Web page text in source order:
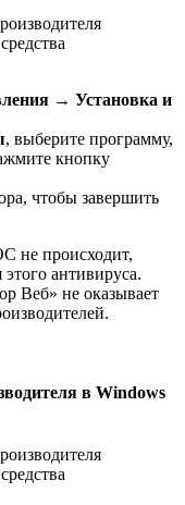
→ Установка и
, выберите программу,
кнопку
чтобы завершить
не происходит,
антивируса.
Веб» не оказывает
в Windows